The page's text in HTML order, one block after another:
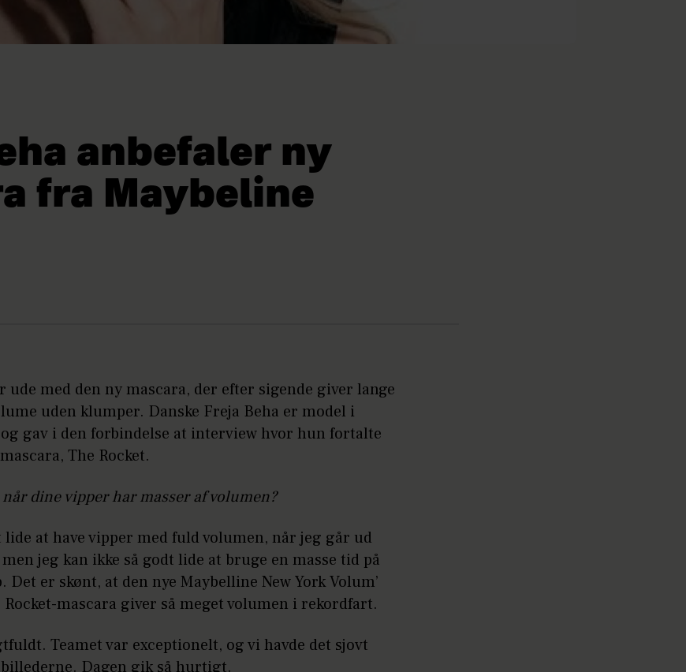
anbefaler ny
fra Maybeline
ude med den ny mascara, der efter sigende giver lange
uden klumper. Danske Freja Beha er model i
gav i den forbindelse at interview hvor hun fortalte
The Rocket.
dine vipper har masser af volumen?
lide at have vipper med fuld volumen, når jeg går ud
jeg kan ikke så godt lide at bruge en masse tid på
Det er skønt, at den nye Maybelline New York Volum’
Rocket-mascara giver så meget volumen i rekordfart.
Teamet var exceptionelt, og vi havde det sjovt
Dagen gik så hurtigt.